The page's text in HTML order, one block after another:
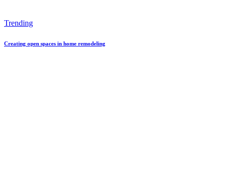
Trending
Creating open spaces in home remodeling